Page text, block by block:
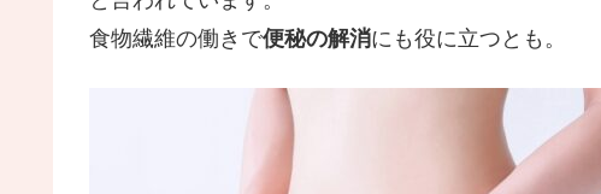
食物繊維の働きで便秘の解消にも役に立つとも。